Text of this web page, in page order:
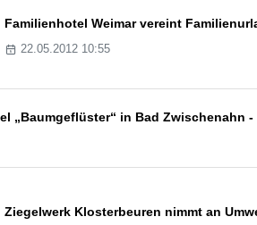
Familienhotel Weimar vereint
22.05.2012 10:55
„Baumgeflüster“ in Bad
Ziegelwerk Klosterbeuren nimmt an